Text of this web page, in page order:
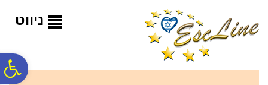
המרכזי
ניווט